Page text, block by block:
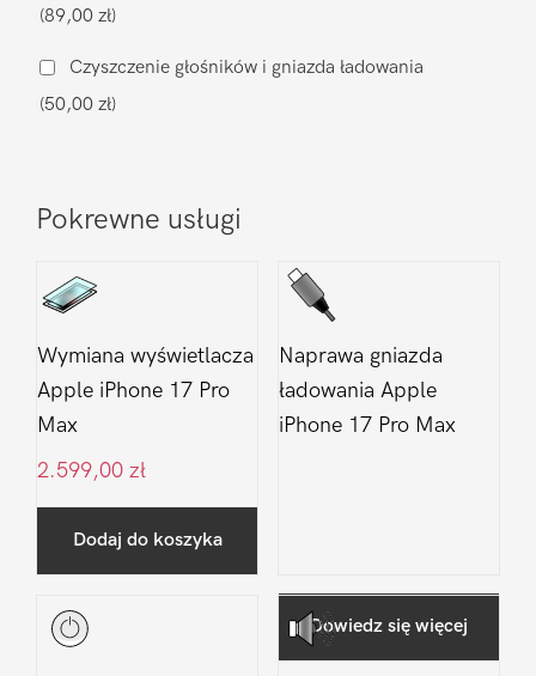
iPhone
17
Pro
(89,00 zł)
Czyszczenie głośników i gniazda ładowania
(50,00 zł)
Pokrewne usługi
Wymiana wyświetlacza
Apple iPhone 17 Pro
Max
2.599,00 zł
Dodaj do koszyka
Naprawa gniazda
ładowania Apple
iPhone 17 Pro Max
Dowiedz się więcej